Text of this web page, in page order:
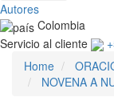
Autores
Colombia
Servicio al cliente
Home
NOVENA A